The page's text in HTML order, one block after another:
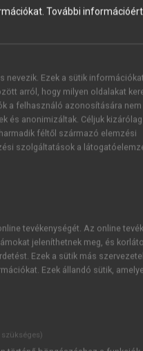
lenne a rizikója. Pedig
karcinóma szűrés
érintett rokonok
nézik, inkább a
fiatal rokonuk hirtelen
elsősorban
értelme, megelőző
dohányzás).
További
nevezik. Ezek a sütik
arról, hogy milyen oldalakat
a felhasználó azonosítására nem
és anonimizáltak. Céljuk
féltől származó elemzési
szolgáltatások a
tevékenységét. Az online
jeleníthetnek meg, és
Ezek a sütik más
Ezek állandó sütik,